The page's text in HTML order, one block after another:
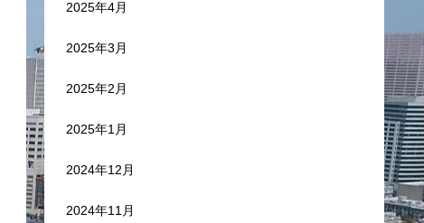
2025年4月
2025年3月
2025年2月
2025年1月
2024年12月
2024年11月